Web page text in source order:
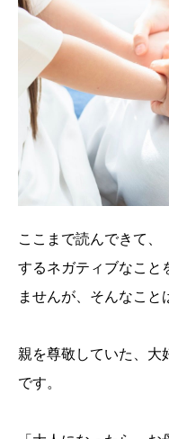
ここまで読んできて
するネガティブなこと
ませんが、そんなこと
親を尊敬していた、大
です。